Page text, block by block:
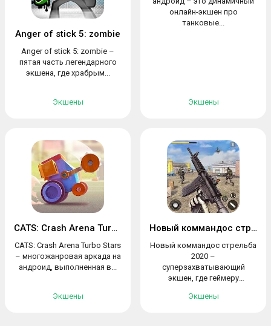
Anger of stick 5: zombie
Anger of stick 5: zombie –
пятая часть легендарного
экшена, где храбрым...
Экшены
онлайн-экшен про
танковые...
Экшены
CATS: Crash Arena Turbo Stars
CATS: Crash Arena Turbo Stars
– многожанровая аркада на
андроид, выполненная в...
Экшены
Новый коммандос стрельба 2020
Новый коммандос стрельба
2020 –
суперзахватывающий
экшен, где геймеру
Экшены